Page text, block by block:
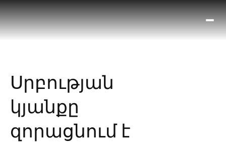
Սրբության
կյանքը
զորացնում է